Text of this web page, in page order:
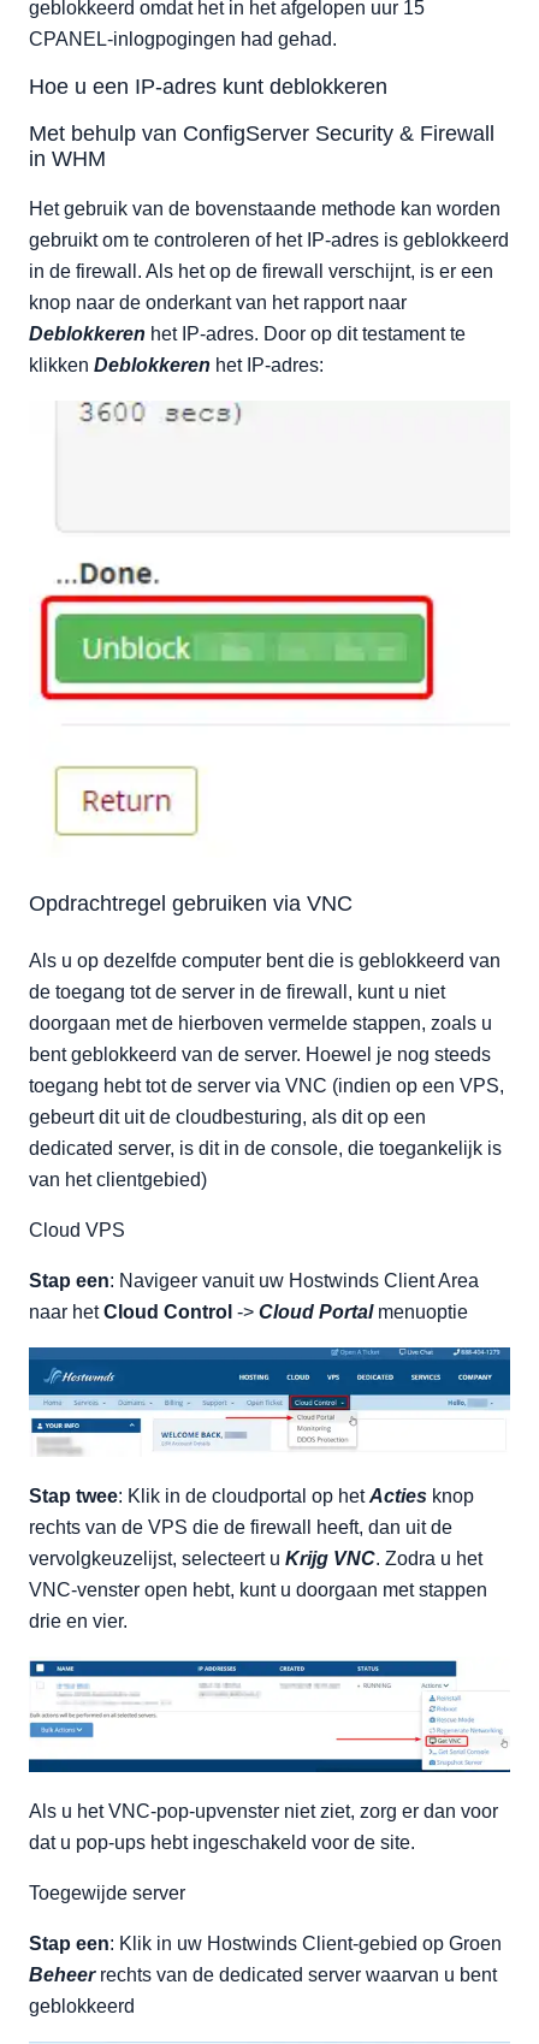
geblokkeerd omdat het in het afgelopen uur 15
CPANEL-inlogpogingen had gehad.
Hoe u een IP-adres kunt deblokkeren
Met behulp van ConfigServer Security & Firewall
in WHM
Het gebruik van de bovenstaande methode kan worden
gebruikt om te controleren of het IP-adres is geblokkeerd
in de firewall. Als het op de firewall verschijnt, is er een
knop naar de onderkant van het rapport naar
Deblokkeren het IP-adres. Door op dit testament te
klikken Deblokkeren het IP-adres:
Opdrachtregel gebruiken via VNC
Als u op dezelfde computer bent die is geblokkeerd van
de toegang tot de server in de firewall, kunt u niet
doorgaan met de hierboven vermelde stappen, zoals u
bent geblokkeerd van de server. Hoewel je nog steeds
toegang hebt tot de server via VNC (indien op een VPS,
gebeurt dit uit de cloudbesturing, als dit op een
dedicated server, is dit in de console, die toegankelijk is
van het clientgebied)
Cloud VPS
Stap een: Navigeer vanuit uw Hostwinds Client Area
naar hetCloud Control -> Cloud Portalmenuoptie
Stap twee: Klik in de cloudportal op hetActies knop
rechts van de VPS die de firewall heeft, dan uit de
vervolgkeuzelijst, selecteert u Krijg VNC. Zodra u het
VNC-venster open hebt, kunt u doorgaan met stappen
drie en vier.
Als u het VNC-pop-upvenster niet ziet, zorg er dan voor
dat u pop-ups hebt ingeschakeld voor de site.
Toegewijde server
Stap een: Klik in uw Hostwinds Client-gebied op Groen
Beheerrechts van de dedicated server waarvan u bent
geblokkeerd